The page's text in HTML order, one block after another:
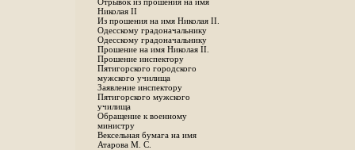
Отрывок из прошения на имя
Николая II
Из прошения на имя Николая II.
Одесскому градоначальнику
Одесскому градоначальнику
Прошение на имя Николая II.
Прошение инспектору
Пятигорского городского
мужского училища
Заявление инспектору
Пятигорского мужского
училища
Обращение к военному
министру
Вексельная бумага на имя
Атарова М. С.